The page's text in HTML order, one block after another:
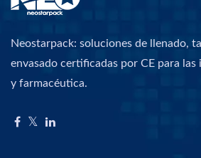
Neostarpack: soluciones de llenado,
envasado certificadas por CE para
y farmacéutica.